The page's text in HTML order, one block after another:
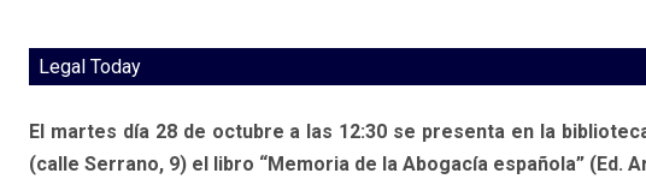
Legal Today
El martes día 28 de octubre a las 12:30 se presenta en la
(calle Serrano, 9) el libro “Memoria de la Abogacía española” (Ed.